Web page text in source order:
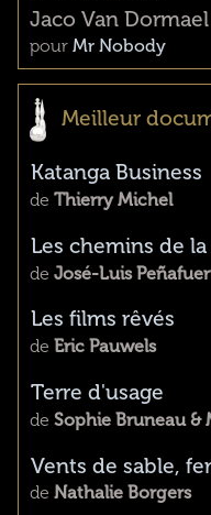
Jaco Van Dormael
pour Mr Nobody
Meilleur
Katanga Business
de Thierry Michel
Les chemins de
de José-Luis
Les films rêvés
de Eric Pauwels
Terre d'usage
de Sophie Bruneau
Vents de sable,
de Nathalie Borgers